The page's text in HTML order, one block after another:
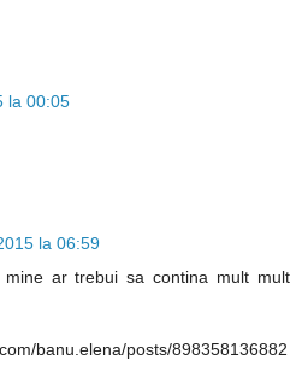
la 00:05
la 06:59
ar trebui sa contina mult mult
banu.elena/posts/898358136882